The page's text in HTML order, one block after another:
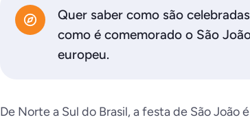
Quer saber como são
como é comemorado o São
europeu.
De Norte a Sul do Brasil, a festa de São João